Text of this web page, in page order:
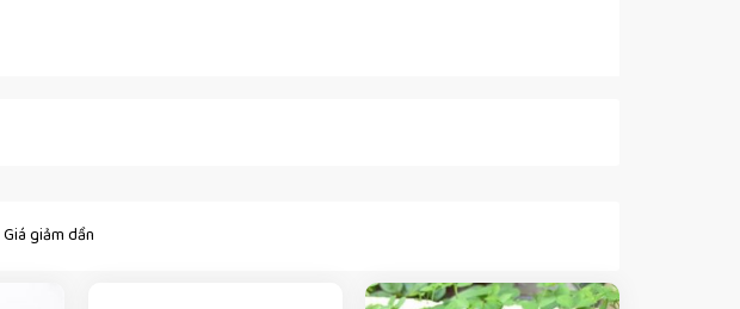
Giá giảm dần